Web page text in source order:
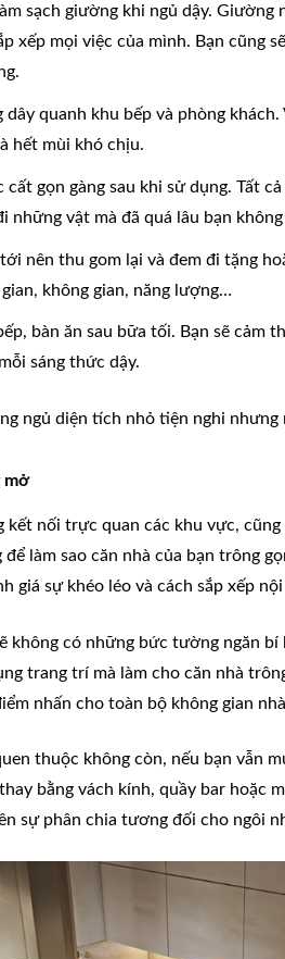
sạch giường khi ngủ dậy. Giường
xếp mọi việc của mình. Bạn cũng
dây quanh khu bếp và phòng
hết mùi khó chịu.
gọn gàng sau khi sử dụng. Tất
những vật mà đã quá lâu bạn
nên thu gom lại và đem đi tặng
không gian, năng lượng…
bàn ăn sau bữa tối. Bạn sẽ
sáng thức dậy.
ngủ diện tích nhỏ tiện nghi nhưng
mở
kết nối trực quan các khu vực,
làm sao căn nhà của bạn trông
giá sự khéo léo và cách sắp xếp
không có những bức tường ngăn bí
trang trí mà làm cho căn nhà
nhấn cho toàn bộ không gian
thuộc không còn, nếu bạn vẫn
bằng vách kính, quầy bar hoặc
sự phân chia tương đối cho ngôi